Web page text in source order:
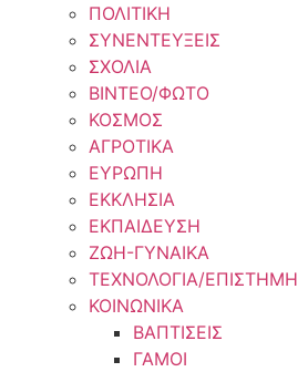
ΠΟΛΙΤΙΚΗ
ΣΥΝΕΝΤΕΥΞΕΙΣ
ΣΧΟΛΙΑ
ΒΙΝΤΕΟ/ΦΩΤΟ
ΚΟΣΜΟΣ
ΑΓΡΟΤΙΚΑ
ΕΥΡΩΠΗ
ΕΚΚΛΗΣΙΑ
ΕΚΠΑΙΔΕΥΣΗ
ΖΩΗ-ΓΥΝΑΙΚΑ
ΤΕΧΝΟΛΟΓΙΑ/ΕΠΙΣΤΗΜΗ
ΚΟΙΝΩΝΙΚΑ
ΒΑΠΤΙΣΕΙΣ
ΓΑΜΟΙ